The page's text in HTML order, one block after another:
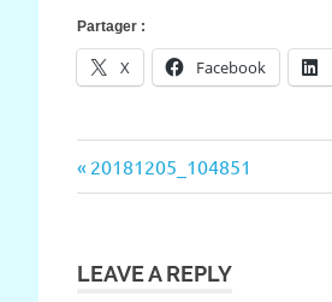
Partager :
X Facebook
Navigation
l’article
Previous
Post:
20181205_104851
LEAVE A REPLY